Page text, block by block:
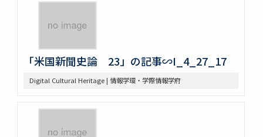
「米国新聞史論 23」の記事∽I_4_27_17
Digital Cultural Heritage | 情報学環・学際情報学府